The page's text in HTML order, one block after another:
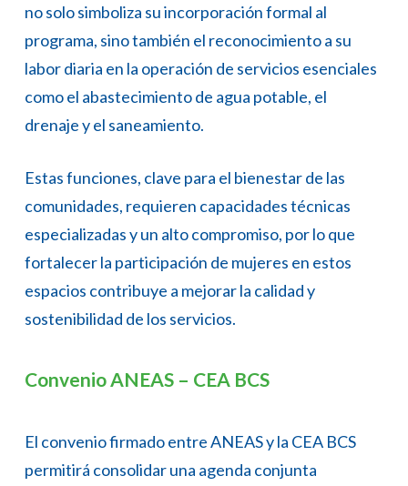
no solo simboliza su incorporación formal al
programa, sino también el reconocimiento a su
labor diaria en la operación de servicios esenciales
como el abastecimiento de agua potable, el
drenaje y el saneamiento.
Estas funciones, clave para el bienestar de las
comunidades, requieren capacidades técnicas
especializadas y un alto compromiso, por lo que
fortalecer la participación de mujeres en estos
espacios contribuye a mejorar la calidad y
sostenibilidad de los servicios.
Convenio ANEAS – CEA BCS
El convenio firmado entre ANEAS y la CEA BCS
permitirá consolidar una agenda conjunta